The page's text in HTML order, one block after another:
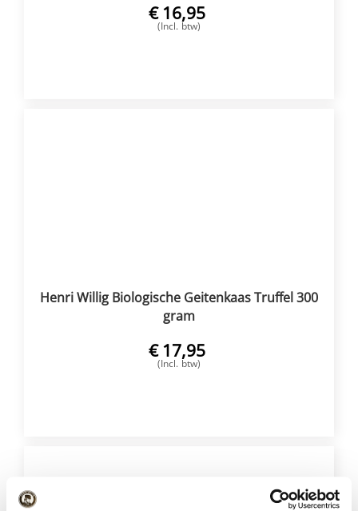
€ 16,95
(Incl. btw)
Henri Willig Biologische Geitenkaas Truffel 300
gram
€ 17,95
(Incl. btw)